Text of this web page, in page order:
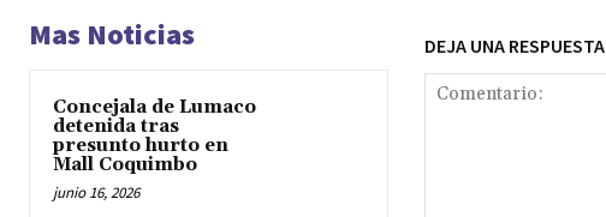
Mas Noticias
Concejala de Lumaco
detenida tras
presunto hurto en
Mall Coquimbo
junio 16, 2026
DEJA UNA RESPUESTA